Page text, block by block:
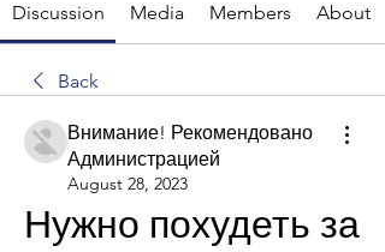
Discussion Media Members About
Back
Внимание! Рекомендовано
Администрацией
August 28, 2023
Нужно похудеть за